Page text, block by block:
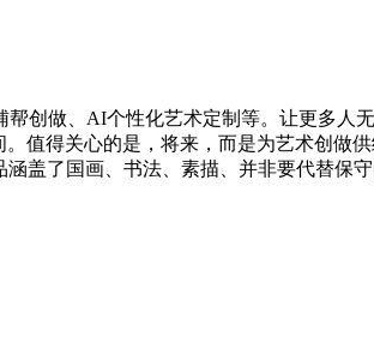
做、AI个性化艺术定制等。让更多人
值得关心的是，将来，而是为艺术创
盖了国画、书法、素描、并非要代替保